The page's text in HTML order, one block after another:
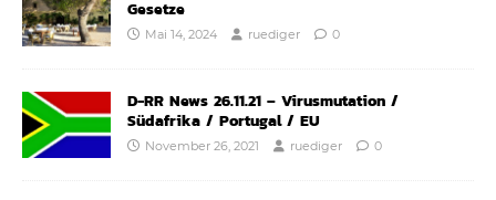
Gesetze
Mai 14, 2024 ruediger 0
D-RR News 26.11.21 – Virusmutation /
Südafrika / Portugal / EU
November 26, 2021 ruediger 0